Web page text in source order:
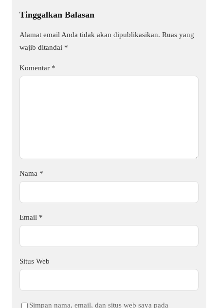
Tinggalkan Balasan
Alamat email Anda tidak akan dipublikasikan. Ruas yang
wajib ditandai *
Komentar *
Nama *
Email *
Situs Web
Simpan nama, email, dan situs web saya pada